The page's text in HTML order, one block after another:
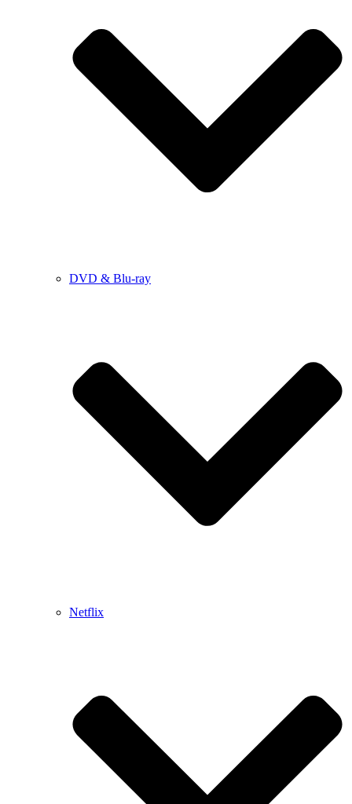
DVD & Blu-ray
Netflix